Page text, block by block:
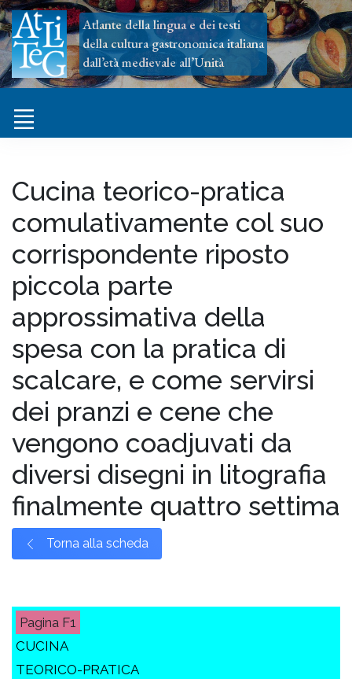
Atlante della lingua e dei testi
della cultura gastronomica italiana
dall’età medievale all’Unità
Cucina teorico-pratica
comulativamente col suo
corrispondente riposto
piccola parte
approssimativa della
spesa con la pratica di
scalcare, e come servirsi
dei pranzi e cene che
vengono coadjuvati da
diversi disegni in litografia
finalmente quattro settima
Torna alla scheda
F1
CUCINA
TEORICO-PRATICA